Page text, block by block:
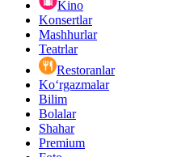
Kino
Konsertlar
Mashhurlar
Teatrlar
Restoranlar
Ko‘rgazmalar
Bilim
Bolalar
Shahar
Premium